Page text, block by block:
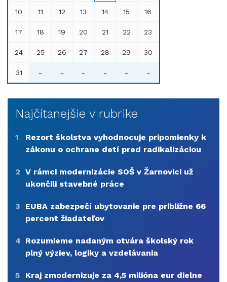
10 11 12 13 14 15 16
17 18 19 20 21 22 23
24 25 26 27 28 29 30
31 - - - - - -
Najčítanejšie v rubrike
1
Rezort školstva vyhodnocuje pripomienky k
zákonu o ochrane detí pred radikalizáciou
2 V rámci modernizácie SOŠ v Žarnovici už
ukončili stavebné práce
3
EUBA zabezpečí ubytovanie pre približne 66
percent žiadateľov
4 Rozumieme nadaným otvára školský rok
plný výziev, logiky a vzdelávania
5
Kraj zmodernizuje za 4,5 milióna eur dielne